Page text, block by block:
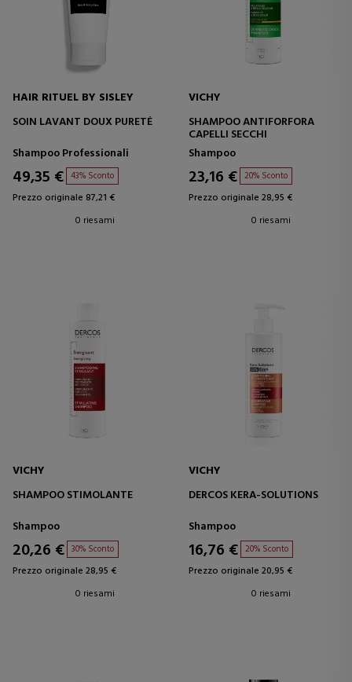
HAIR RITUEL BY SISLEY
SOIN LAVANT DOUX PURETÉ
Shampoo Professionali
49,35 € 43% Sconto
Prezzo originale 87,21 €
0 riesami
VICHY
SHAMPOO ANTIFORFORA
CAPELLI SECCHI
Shampoo
23,16 € 20% Sconto
Prezzo originale 28,95 €
0 riesami
VICHY
SHAMPOO STIMOLANTE
Shampoo
20,26 € 30% Sconto
Prezzo originale 28,95 €
0 riesami
VICHY
DERCOS KERA-SOLUTIONS
Shampoo
16,76 € 20% Sconto
Prezzo originale 20,95 €
0 riesami